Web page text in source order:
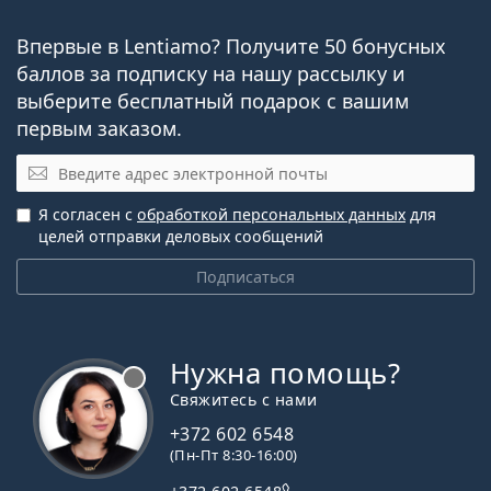
Другие ежедневные
одноразовые мультифокальные
контактные линзы
1-DAY Acuvue Moist Multifocal
DAILIES AquaComfort Plus Multifocal
DAILIES Total 1 Multifocal
Связанные статьи из нашего
Привыкание к контактным линзам: сколько
времени это занимает?
Как ухаживать за контактными линзами
Что такое пресбиопия: симптомы и лечение
Как читать параметры в рецепте на контактные
Впервые в Lentiamo? Получите 50 бонусных
баллов за подписку на нашу рассылку и
выберите бесплатный подарок с вашим
первым заказом.
Электронная почта
Подписаться
Я согласен с обработкой персональных данных для
целей отправки деловых сообщений
Нужна помощь?
Свяжитесь с нами
+372 602 6548
(Пн-Пт 8:30-16:00)